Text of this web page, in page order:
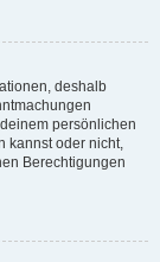
deshalb
persönlichen
kannst oder nicht,
Berechtigungen